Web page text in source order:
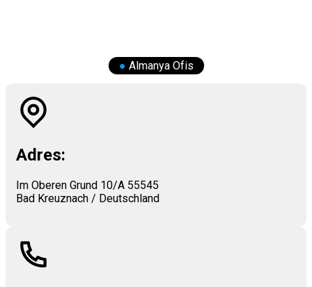
● Almanya Ofis
Adres:
Im Oberen Grund 10/A 55545
Bad Kreuznach / Deutschland